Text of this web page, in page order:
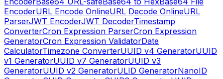
EncoderURL Encode OnlineURL Decode OnlineURL
ParserJWT EncoderJWT DecoderTimestamp
ConverterCron Expression ParserCron Expression
GeneratorCron Expression ValidatorDate
CalculatorTimezone ConverterUUID v4 GeneratorUUID
v1 GeneratorUUID v7 GeneratorUUID v3
GeneratorUUID v2 GeneratorULID GeneratorNanoID